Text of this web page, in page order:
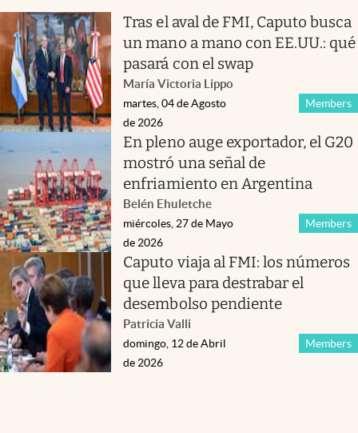
Tras el aval de FMI, Caputo busca
un mano a mano con EE.UU.: qué
pasará con el swap
María Victoria Lippo
Members
martes, 04 de Agosto
de 2026
En pleno auge exportador, el G20
mostró una señal de
enfriamiento en Argentina
Belén Ehuletche
Members
miércoles, 27 de Mayo
de 2026
Caputo viaja al FMI: los números
que lleva para destrabar el
desembolso pendiente
Patricia Valli
Members
domingo, 12 de Abril
de 2026